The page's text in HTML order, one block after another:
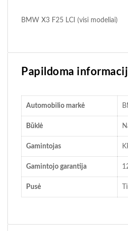
BMW X3 F25 LCI (visi modeliai)
Papildoma
Automobilio markė
Būklė
Gamintojas
Gamintojo garantija
Pusė